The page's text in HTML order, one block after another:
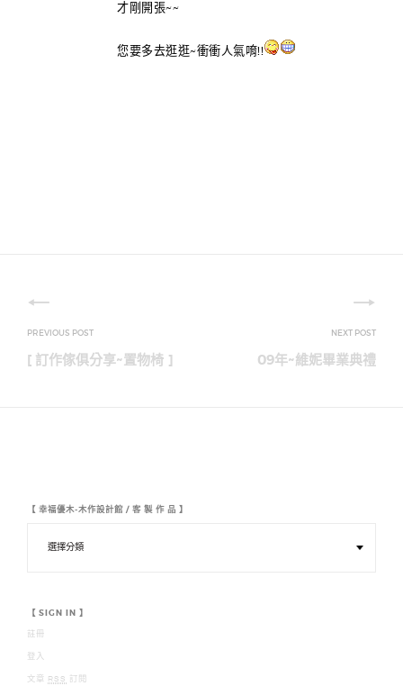
才剛開張~~
您要多去逛逛~衝衝人氣唷!!
文
章[ 訂作傢俱分享~置物椅 ] 09年~維妮畢業典禮
【 幸福優木-木作設計館 / 客 製 作 品 】
木
設
計
/
【 SIGN IN 】
註冊
登入
文章 RSS 訂閱